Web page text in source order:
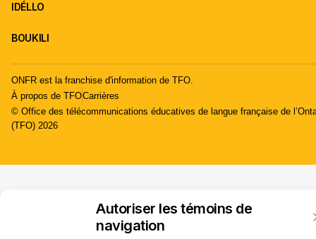
Autoriser les témoins de
navigation
IDÉLLO
BOUKILI
ONFR est la franchise d'information de TFO.
À propos de TFOCarrières
© Office des télécommunications éducatives de langue française de
(TFO) 2026